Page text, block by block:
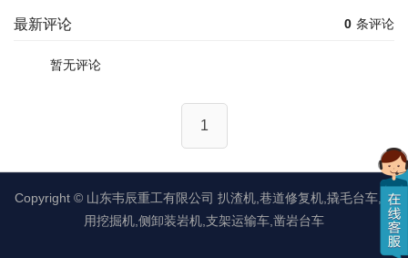
0 条评论
最新评论
暂无评论
1
Copyright © 山东韦辰重工有限公司 扒渣机,巷道修复机,撬毛台车,矿
用挖掘机,侧卸装岩机,支架运输车,凿岩台车